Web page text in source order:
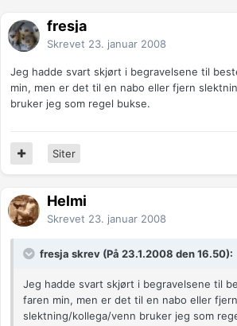
fresja
Skrevet 23. januar 2008
Jeg hadde svart skjørt i begravelsene til
min, men er det til en nabo eller fjern
bruker jeg som regel bukse.
Siter
Helmi
Skrevet 23. januar 2008
fresja skrev (På 23.1.2008 den 16.50):
Jeg hadde svart skjørt i begravelsene til
faren min, men er det til en nabo eller fjern
slektning/kollega/venn bruker jeg som